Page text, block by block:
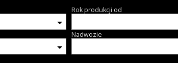
Rok produkcji od
Nadwozie